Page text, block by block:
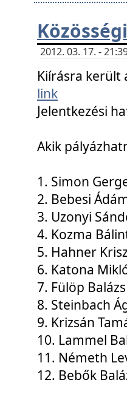
2012. 03. 17. -
Kiírásra került
link
Jelentkezési
Akik
1. Simon
2. Bebesi
3. Uzonyi
4. Kozma
5. Hahner
6. Katona
7. Fülöp Balázs
8. Steinbach
9. Krizsán
10. Lammel
11. Németh
12. Bebők